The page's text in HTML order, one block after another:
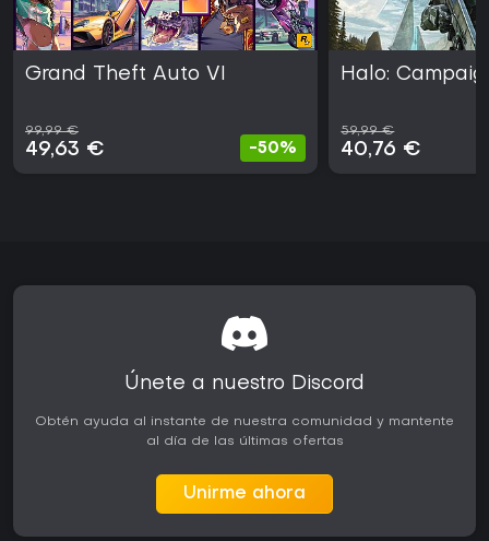
Grand Theft Auto VI
99,99 €
49,63 € -50%
Halo:
59,99 €
40,76 €
Únete a nuestro Discord
Obtén ayuda al instante de nuestra comunidad y mantente
al día de las últimas ofertas
Unirme ahora